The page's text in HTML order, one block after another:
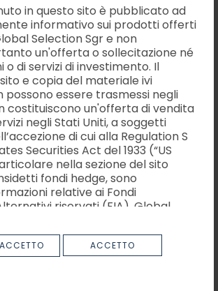
in questo sito è pubblicato ad
informativo sui prodotti offerti
Selection Sgr e non
un'offerta o sollecitazione né
o di servizi di investimento. Il
e copia del materiale ivi
essere trasmessi negli
costituiscono un'offerta di vendita
negli Stati Uniti, a soggetti
di cui alla Regulation S
Securities Act del 1933 (“US
nella sezione del sito
fondi hedge, sono
relative ai Fondi
riservati (FIA). Global
in merito ai FIA ivi descritti.
ivi contenute non sono
ACCETTO
English
intendono:
contabili, civili o penali;
rilevanti ai sensi del decreto
giugno 2001, n. 231 o violazioni dei
e gestione ivi previsti;
nell’ambito di applicazione
europea relativi ai seguenti
pubblici; servizi, prodotti e
e prevenzione del riciclaggio
del terrorismo; sicurezza e
prodotti; sicurezza dei trasporti;
radioprotezione e
sicurezza degli alimenti e dei
protezione dei consumatori;
vita privata e protezione dei dati